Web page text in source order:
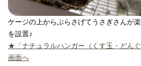
ケージの上からぶらさげてうさぎさんが
を設置♪
★「ナチュラルハンガー（くす玉・どん
画面へ